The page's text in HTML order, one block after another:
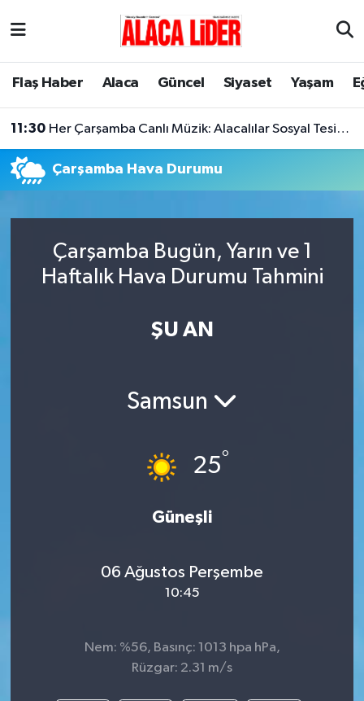
Flaş Haber Alaca Güncel Siyaset Yaşam
11:30 Her Çarşamba Canlı Müzik: Alacalılar Sosyal Tesislerde Buluşuyor!
Çarşamba Hava Durumu
Çarşamba Bugün, Yarın ve 1
Haftalık Hava Durumu Tahmini
ŞU AN
Samsun
25°
Güneşli
06 Ağustos Perşembe
10:45
Nem: %56, Basınç: 1013 hpa hPa,
Rüzgar: 2.31 m/s
Çorum Nöbetçi Eczaneler
Tüm Manşetler